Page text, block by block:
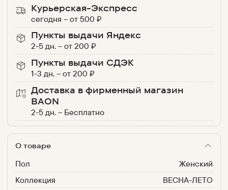
Курьерская-Экспресс
сегодня –от500 ₽
Пункты выдачи Яндекс
2-5 дн. –от200 ₽
Пункты выдачи СДЭК
1-3 дн. –от200 ₽
Доставка в фирменный магазин
BAON
2-5 дн. – Бесплатно
О товаре
Пол
Женский
Коллекция
ВЕСНА-ЛЕТО